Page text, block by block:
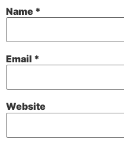
Name *
Email *
Website